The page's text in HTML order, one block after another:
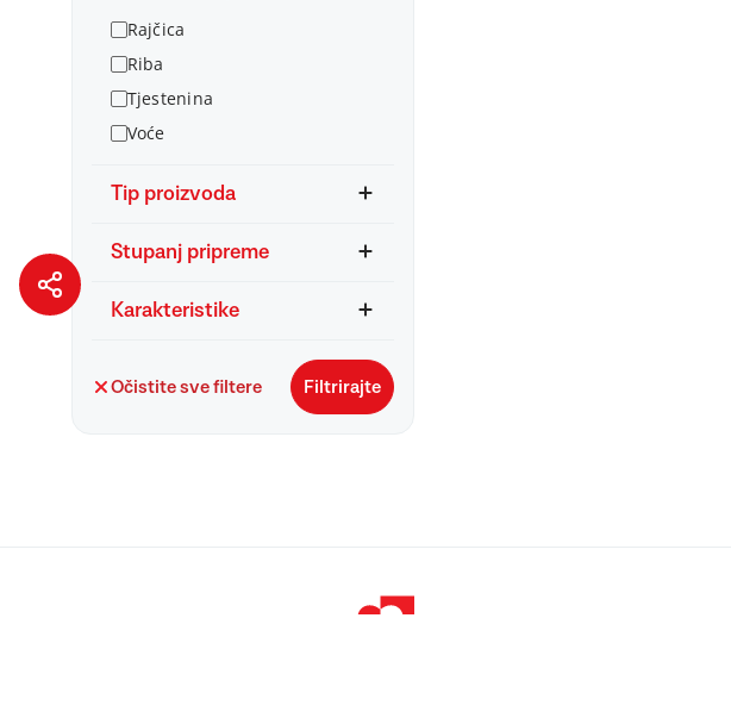
Rajčica
Riba
Tjestenina
Voće
Tip proizvoda
Stupanj pripreme
Karakteristike
Očistite sve filtere Filtrirajte